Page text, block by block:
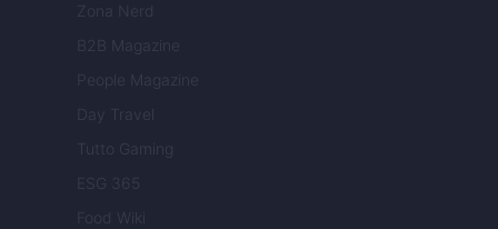
Zona Nerd
B2B Magazine
People Magazine
Day Travel
Tutto Gaming
ESG 365
Food Wiki